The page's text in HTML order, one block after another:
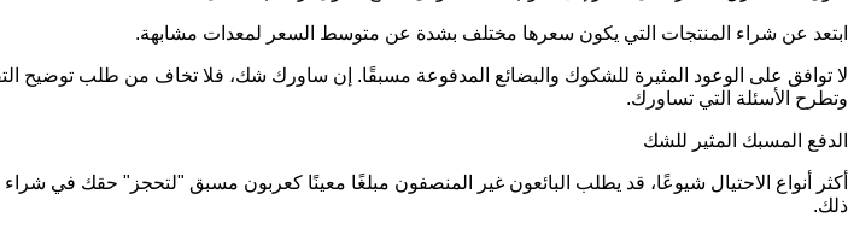
ابتعد عن شراء المنتجات التي يكون سعرها مختلف بشدة عن متوسط السعر لمعدات مشابهة.
لا توافق على الوعود المثيرة للشكوك والبضائع المدفوعة مسبقًا. إن ساورك شك، فلا تخاف من طلب
وتطرح الأسئلة التي تساورك.
الدفع المسبك المثير للشك
أكثر أنواع الاحتيال شيوعًا، قد يطلب البائعون غير المنصفون مبلغًا معينًا كعربون مسبق "لتحجز" حقك في
ذلك.